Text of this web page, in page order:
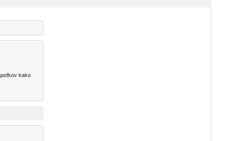
kako